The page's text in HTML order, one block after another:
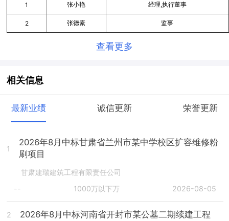
1 张小艳 经理,执行董事
2 张德素 监事
查看更多
相关信息
最新业绩 诚信更新 荣誉更新
1
2026年8月中标甘肃省兰州市某中学校区扩容维修粉
刷项目
甘肃建瑞建筑工程有限责任公司
--
1000万以下万 2026-08-05
2 2026年8月中标河南省开封市某公墓二期续建工程